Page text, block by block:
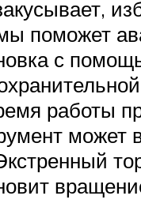
поможет
с
работы
может